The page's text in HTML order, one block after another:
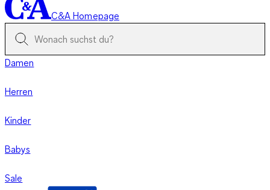
C&A Homepage
Damen
Herren
Kinder
Babys
Sale